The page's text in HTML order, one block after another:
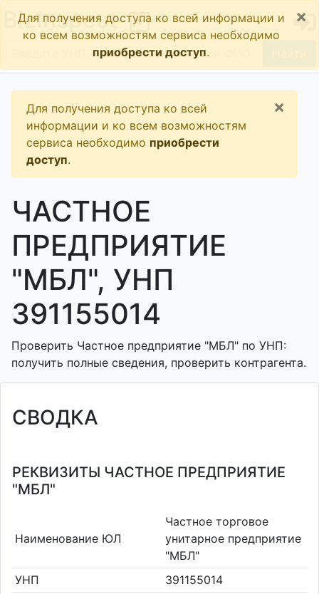
BizInspect
Для получения доступа ко всей информации и
ко всем возможностям сервиса необходимо
приобрести доступ.
×
Для получения доступа ко всей
информации и ко всем возможностям
сервиса необходимо приобрести
доступ.
×
ЧАСТНОЕ
ПРЕДПРИЯТИЕ
"МБЛ", УНП
391155014
Проверить Частное предприятие "МБЛ" по УНП:
получить полные сведения, проверить контрагента.
СВОДКА
РЕКВИЗИТЫ ЧАСТНОЕ ПРЕДПРИЯТИЕ
"МБЛ"
Наименование ЮЛ
Частное торговое
унитарное предприятие
"МБЛ"
УНП
391155014